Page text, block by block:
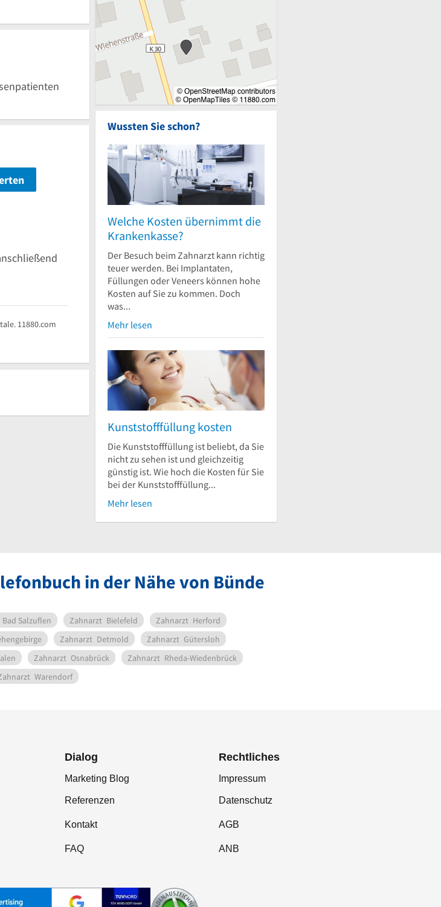
11880.com
Wussten Sie schon?
Welche Kosten übernimmt die
Krankenkasse?
Der Besuch beim Zahnarzt kann richtig
teuer werden. Bei Implantaten,
Füllungen oder Veneers können hohe
Kosten auf Sie zu kommen. Doch
was...
Mehr lesen
Kunststofffüllung kosten
Die Kunststofffüllung ist beliebt, da Sie
nicht zu sehen ist und gleichzeitig
günstig ist. Wie hoch die Kosten für Sie
bei der Kunststofffüllung...
Mehr lesen
in der Nähe von Bünde
Bad Salzuflen Zahnarzt Bielefeld Zahnarzt Herford
Zahnarzt Detmold Zahnarzt Gütersloh
Zahnarzt Osnabrück Zahnarzt Rheda-Wiedenbrück
Warendorf
Dialog
Marketing Blog
Referenzen
Kontakt
FAQ
Rechtliches
Impressum
Datenschutz
AGB
ANB